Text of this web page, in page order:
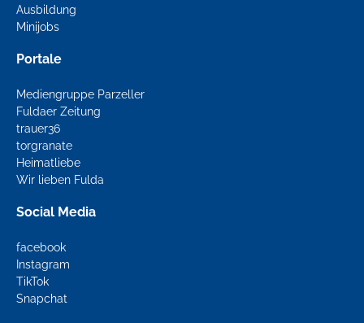
Ausbildung
Minijobs
Portale
Mediengruppe Parzeller
Fuldaer Zeitung
trauer36
torgranate
Heimatliebe
Wir lieben Fulda
Social Media
facebook
Instagram
TikTok
Snapchat